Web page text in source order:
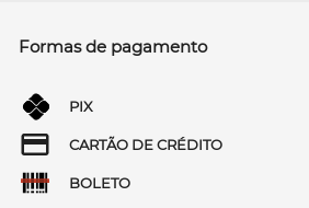
Formas de pagamento
PIX
CARTÃO DE CRÉDITO
BOLETO